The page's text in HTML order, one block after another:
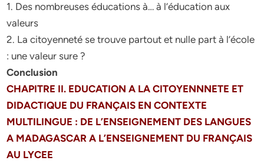
1. Des nombreuses éducations à… à l’éducation aux
valeurs
2. La citoyenneté se trouve partout et nulle part à l’école
: une valeur sure ?
Conclusion
CHAPITRE II. EDUCATION A LA CITOYENNNETE ET
DIDACTIQUE DU FRANÇAIS EN CONTEXTE
MULTILINGUE : DE L’ENSEIGNEMENT DES LANGUES
A MADAGASCAR A L’ENSEIGNEMENT DU FRANÇAIS
AU LYCEE